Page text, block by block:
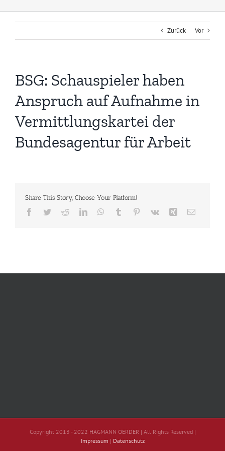
Zurück Vor
BSG: Schauspieler haben
Anspruch auf Aufnahme in
Vermittlungskartei der
Bundesagentur für Arbeit
Share This Story, Choose Your Platform!
Facebook
TwitterRedditLinkedInWhatsApp
Tumblr Pinterest
Vk Xing E-
Copyright 2013 - 2022 HAGMANN OERDER | All Rights Reserved |
Impressum | Datenschutz